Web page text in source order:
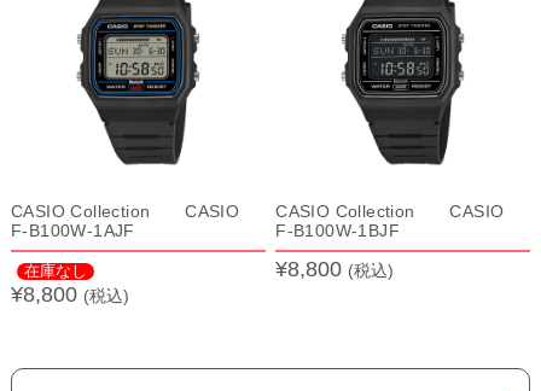
CASIO Collection CASIO
F-B100W-1AJF
在庫なし
¥8,800 (税込)
CASIO Collection CASIO
F-B100W-1BJF
¥8,800 (税込)